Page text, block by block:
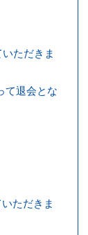
ただきま
て退会とな
ただきま